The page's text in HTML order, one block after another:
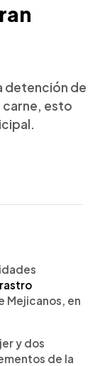
detención de
carne, esto
rastro
Mejicanos, en
y dos
de la